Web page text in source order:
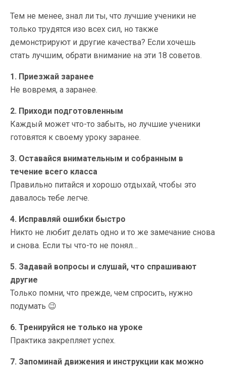
Тем не менее, знал ли ты, что лучшие ученики не
только трудятся изо всех сил, но также
демонстрируют и другие качества? Если хочешь
стать лучшим, обрати внимание на эти 18 советов.
1. Приезжай заранее
Не вовремя, а заранее.
2. Приходи подготовленным
Каждый может что-то забыть, но лучшие ученики
готовятся к своему уроку заранее.
3. Оставайся внимательным и собранным в
течение всего класса
Правильно питайся и хорошо отдыхай, чтобы это
давалось тебе легче.
4. Исправляй ошибки быстро
Никто не любит делать одно и то же замечание снова
и снова. Если ты что-то не понял…
5. Задавай вопросы и слушай, что спрашивают
другие
Только помни, что прежде, чем спросить, нужно
подумать 😉
6. Тренируйся не только на уроке
Практика закрепляет успех.
7. Запоминай движения и инструкции как можно